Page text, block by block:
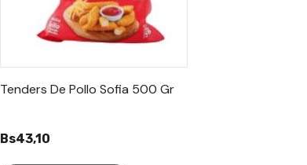
Tenders De Pollo Sofia 500 Gr
Bs43,10